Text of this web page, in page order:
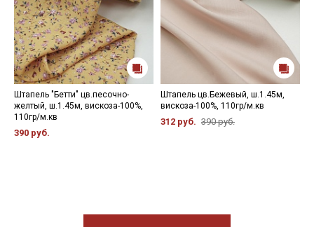
Штапель "Бетти" цв.песочно-
желтый, ш.1.45м, вискоза-100%,
110гр/м.кв
390 руб.
Штапель цв.Бежевый, ш.1.45м,
вискоза-100%, 110гр/м.кв
312 руб. 390 руб.